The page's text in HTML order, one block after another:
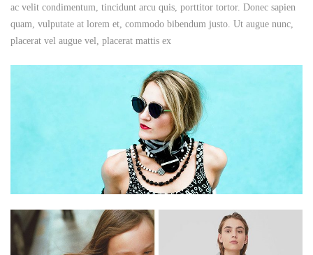
ac velit condimentum, tincidunt arcu quis, porttitor tortor. Donec sapien
quam, vulputate at lorem et, commodo bibendum justo. Ut augue nunc,
placerat vel augue vel, placerat mattis ex